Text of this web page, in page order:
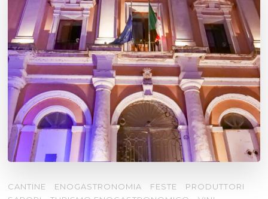
CANTINE ENOGASTRONOMIA FESTE
PRODUTTORI